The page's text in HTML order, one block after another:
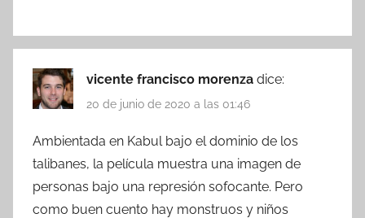
vicente francisco morenza dice:
20 de junio de 2020 a las 01:46
Ambientada en Kabul bajo el dominio de los
talibanes, la película muestra una imagen de
personas bajo una represión sofocante. Pero
como buen cuento hay monstruos y niños